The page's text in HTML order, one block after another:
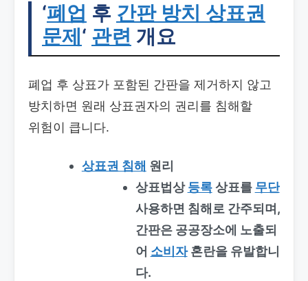
‘폐업 후 간판 방치 상표권
문제 ‘ 관련 개요
폐업 후 상표가 포함된 간판을 제거하지 않고
방치하면 원래 상표권자의 권리를 침해할
위험이 큽니다.
상표권 침해 원리
상표법상등록상표를 무단
사용하면 침해로 간주되며,
간판은 공공장소에 노출되
어 소비자혼란을 유발합니
다.